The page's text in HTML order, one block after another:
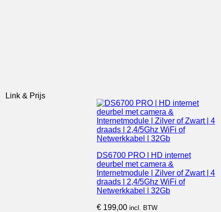
Link & Prijs
DS6700 PRO | HD internet
deurbel met camera &
Internetmodule | Zilver of Zwart | 4
draads | 2,4/5Ghz WiFi of
Netwerkkabel | 32Gb
€ 199,00 incl. BTW